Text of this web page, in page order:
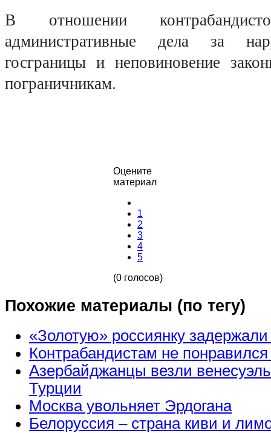
В отношении
административные дела за
госграницы и неповиновение
пограничникам.
Оцените
материал
1
2
3
4
5
(0 голосов)
Похожие материалы (по тегу)
«Золотую» россиянку
Контрабандистам не
Азербайджанцы везли
Турции
Москва увольняет Эрдогана
Белоруссия – страна киви и